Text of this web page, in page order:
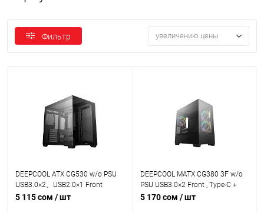
Фильтр увеличению цены
DEEPCOOL ATX CG530 w/o PSU
USB3.0×2、USB2.0×1 Front
5 115 сом / шт
DEEPCOOL MATX CG380 3F w/o
PSU USB3.0×2 Front , Type-C +
120mm*3 ARGB fans
5 170 сом / шт